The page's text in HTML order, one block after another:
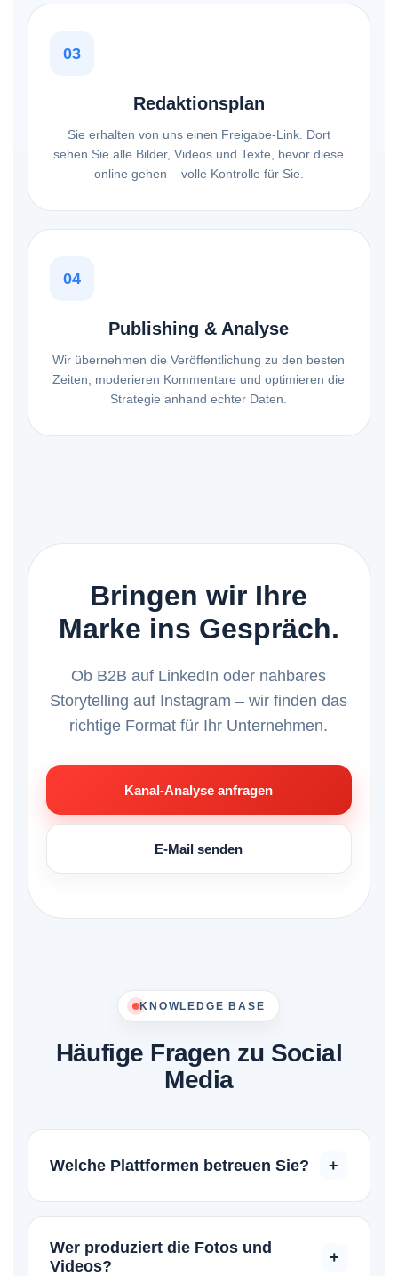
03
Redaktionsplan
Sie erhalten von uns einen Freigabe-Link. Dort
sehen Sie alle Bilder, Videos und Texte, bevor diese
online gehen – volle Kontrolle für Sie.
04
Publishing & Analyse
Wir übernehmen die Veröffentlichung zu den besten
Zeiten, moderieren Kommentare und optimieren die
Strategie anhand echter Daten.
Bringen wir Ihre
Marke ins Gespräch.
Ob B2B auf LinkedIn oder nahbares
Storytelling auf Instagram – wir finden das
richtige Format für Ihr Unternehmen.
Kanal-Analyse anfragen
E-Mail senden
KNOWLEDGE BASE
Häufige Fragen zu Social
Media
Welche Plattformen betreuen Sie? +
Facebook für B2C und Recruiting sowie LinkedIn
Wer produziert die Fotos und
Videos?
+